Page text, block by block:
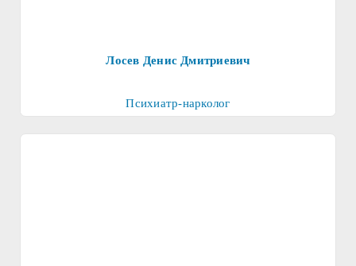
Лосев Денис Дмитриевич
Психиатр-нарколог